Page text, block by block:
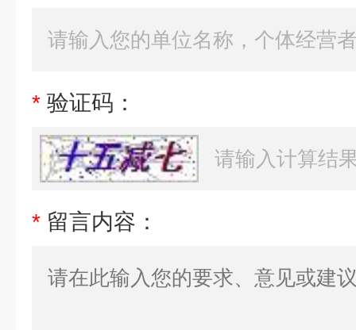
* 验证码：
* 留言内容：